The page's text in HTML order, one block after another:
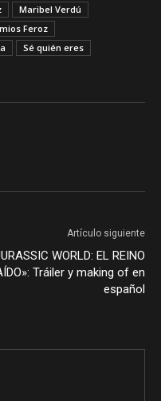
Maribel Verdú
Feroz
Sé quién eres
Artículo siguiente
WORLD: EL REINO
Tráiler y making of en
español